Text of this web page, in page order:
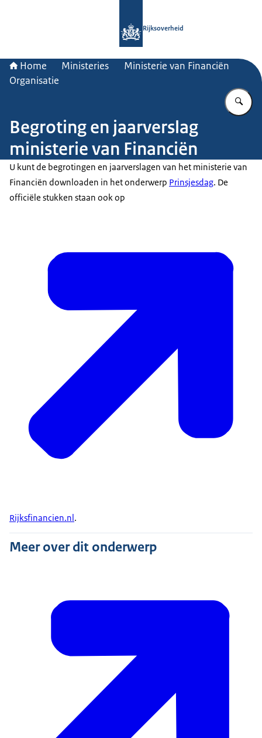
Rijksoverheid
Home Ministeries
Ministerie van Financiën
Organisatie
Begroting en jaarverslag
ministerie van Financiën
U kunt de begrotingen en jaarverslagen van het ministerie van
Financiën downloaden in het onderwerp Prinsjesdag. De
officiële stukken staan ook op
Rijksfinancien.nl.
Meer over dit onderwerp